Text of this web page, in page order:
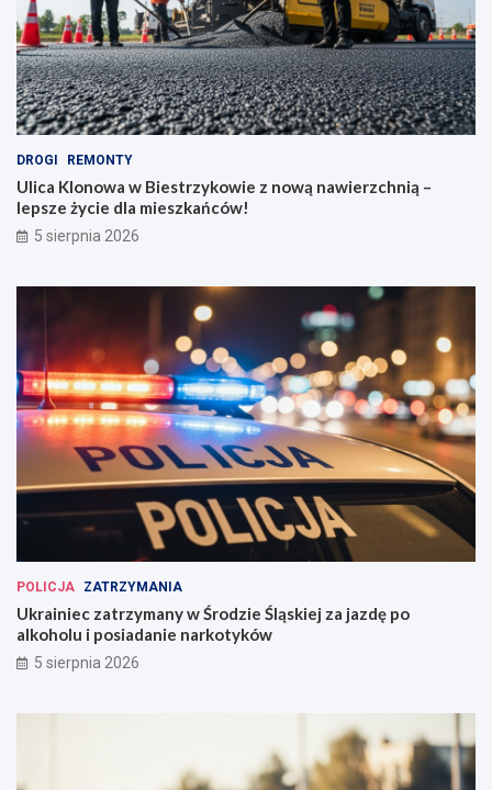
DROGI REMONTY
Ulica Klonowa w Biestrzykowie z nową nawierzchnią –
lepsze życie dla mieszkańców!
5 sierpnia 2026
POLICJA ZATRZYMANIA
Ukrainiec zatrzymany w Środzie Śląskiej za jazdę po
alkoholu i posiadanie narkotyków
5 sierpnia 2026